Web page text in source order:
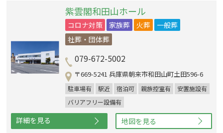
紫雲閣和田山ホール
コロナ対策 家族葬 火葬
一般葬
社葬・団体葬
079-672-5002
〒669-5241 兵庫県朝来市和田山町土田596-6
駐車場有 駅近 宿泊可 親族控室有
安置施設有
バリアフリー設備有
詳細を見る 地図を見る